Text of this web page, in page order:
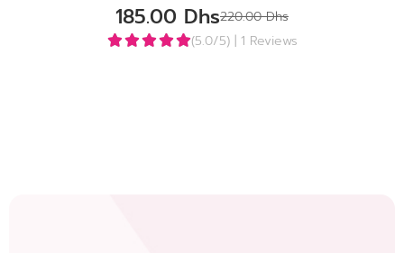
185.00 Dhs220.00Dhs
(5.0/5) | 1 Reviews